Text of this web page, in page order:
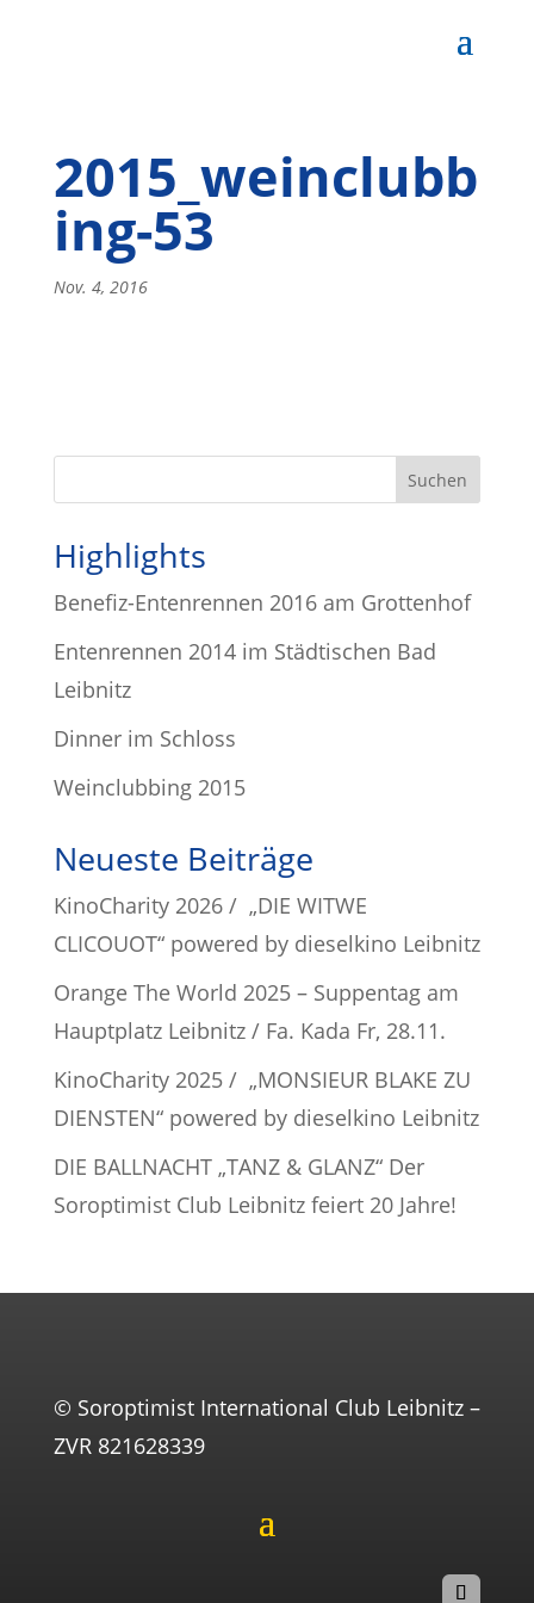
2015_weinclubb
ing-53
Nov. 4, 2016
Highlights
Benefiz-Entenrennen 2016 am Grottenhof
Entenrennen 2014 im Städtischen Bad
Leibnitz
Dinner im Schloss
Weinclubbing 2015
Neueste Beiträge
KinoCharity 2026 / „DIE WITWE
CLICOUOT“ powered by dieselkino Leibnitz
Orange The World 2025 – Suppentag am
Hauptplatz Leibnitz / Fa. Kada Fr, 28.11.
KinoCharity 2025 / „MONSIEUR BLAKE ZU
DIENSTEN“ powered by dieselkino Leibnitz
DIE BALLNACHT „TANZ & GLANZ“ Der
Soroptimist Club Leibnitz feiert 20 Jahre!
© Soroptimist International Club Leibnitz –
ZVR 821628339